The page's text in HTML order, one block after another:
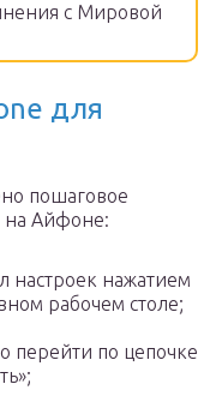
с Мировой
для
пошаговое
на Айфоне:
настроек нажатием
рабочем столе;
по цепочке